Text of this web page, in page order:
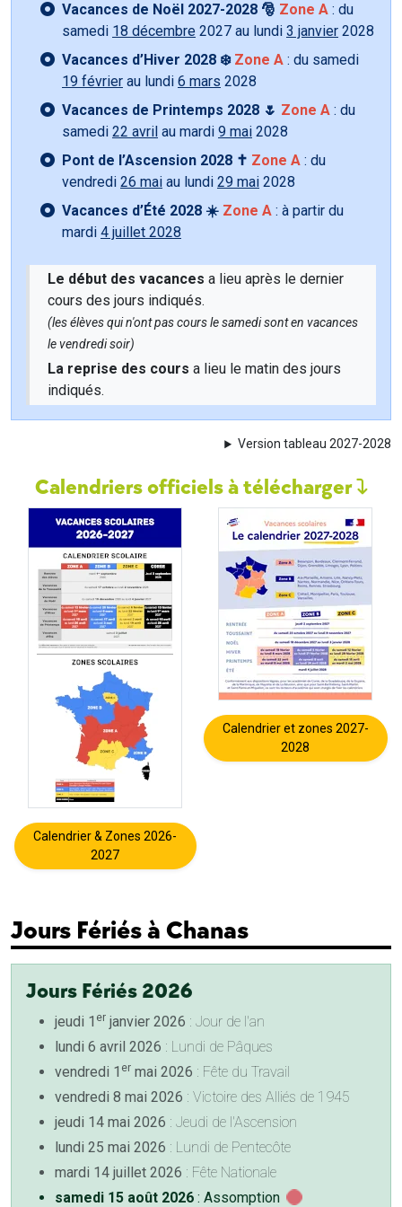
Vacances de Noël 2027-2028 🎅 Zone A : du
samedi 18 décembre 2027 au lundi 3 janvier 2028
Vacances d’Hiver 2028 ❄️ Zone A : du samedi
19 février au lundi 6 mars 2028
Vacances de Printemps 2028 🌷 Zone A : du
samedi 22 avril au mardi 9 mai 2028
Pont de l’Ascension 2028 ✝️ Zone A : du
vendredi 26 mai au lundi 29 mai 2028
Vacances d’Été 2028 ☀️ Zone A : à partir du
mardi 4 juillet 2028
Le début des vacances a lieu après le dernier
cours des jours indiqués.
(les élèves qui n'ont pas cours le samedi sont en vacances
le vendredi soir)
La reprise des cours a lieu le matin des jours
indiqués.
Version tableau 2027-2028
Calendriers officiels à télécharger
Calendrier & Zones 2026-
2027
Calendrier et zones 2027-
2028
Jours Fériés à Chanas
Jours Fériés 2026
jeudi 1 er janvier 2026 : Jour de l'an
lundi 6 avril 2026 : Lundi de Pâques
vendredi 1 er mai 2026 : Fête du Travail
vendredi 8 mai 2026 : Victoire des Alliés de 1945
jeudi 14 mai 2026 : Jeudi de l'Ascension
lundi 25 mai 2026 : Lundi de Pentecôte
mardi 14 juillet 2026 : Fête Nationale
samedi 15 août 2026 : Assomption